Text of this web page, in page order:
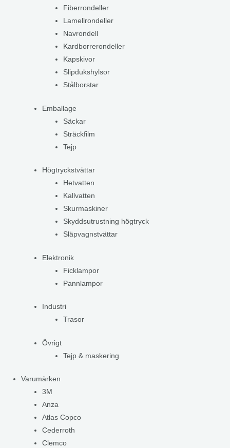
Fiberrondeller
Lamellrondeller
Navrondell
Kardborrerondeller
Kapskivor
Slipdukshylsor
Stålborstar
Emballage
Säckar
Sträckfilm
Tejp
Högtryckstvättar
Hetvatten
Kallvatten
Skurmaskiner
Skyddsutrustning högtryck
Släpvagnstvättar
Elektronik
Ficklampor
Pannlampor
Industri
Trasor
Övrigt
Tejp & maskering
Varumärken
3M
Anza
Atlas Copco
Cederroth
Clemco